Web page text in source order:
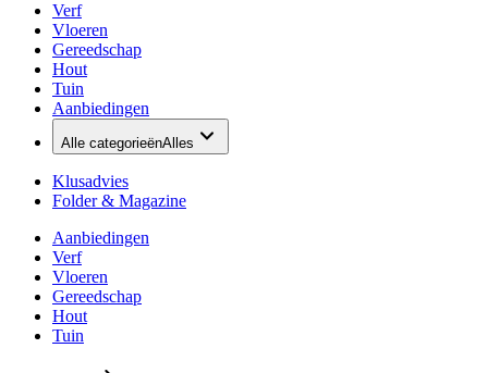
Verf
Vloeren
Gereedschap
Hout
Tuin
Aanbiedingen
Alle categorieënAlles
Klusadvies
Folder & Magazine
Aanbiedingen
Verf
Vloeren
Gereedschap
Hout
Tuin